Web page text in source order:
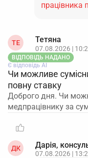
працівника
ТЕ Тетяна
07.08.2026 |
ВІДПОВІДЬ НАДАНО
Є відповідь АІ
Чи можливе
повну ставку
Доброго дня. Чи
медпрацівнику за
ДК Дарія,
07.08.2026 |